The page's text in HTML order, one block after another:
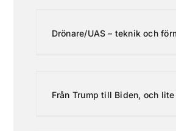
Drönare/UAS – teknik och
Från Trump till Biden, och